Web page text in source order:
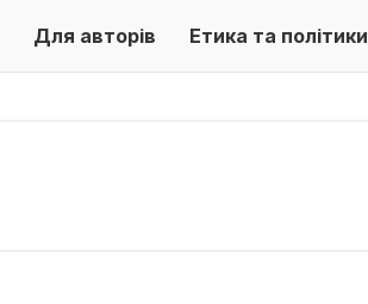
Для авторів Етика та політики